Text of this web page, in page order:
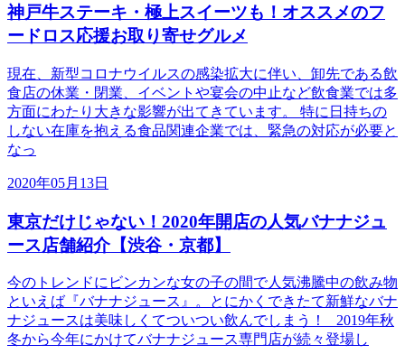
神戸牛ステーキ・極上スイーツも！オススメのフ
ードロス応援お取り寄せグルメ
現在、新型コロナウイルスの感染拡大に伴い、卸先である飲
食店の休業・閉業、イベントや宴会の中止など飲食業では多
方面にわたり大きな影響が出てきています。 特に日持ちの
しない在庫を抱える食品関連企業では、緊急の対応が必要と
なっ
2020年05月13日
東京だけじゃない！2020年開店の人気バナナジュ
ース店舗紹介【渋谷・京都】
今のトレンドにビンカンな女の子の間で人気沸騰中の飲み物
といえば『バナナジュース』。とにかくできたて新鮮なバナ
ナジュースは美味しくてついつい飲んでしまう！ 2019年秋
冬から今年にかけてバナナジュース専門店が続々登場し